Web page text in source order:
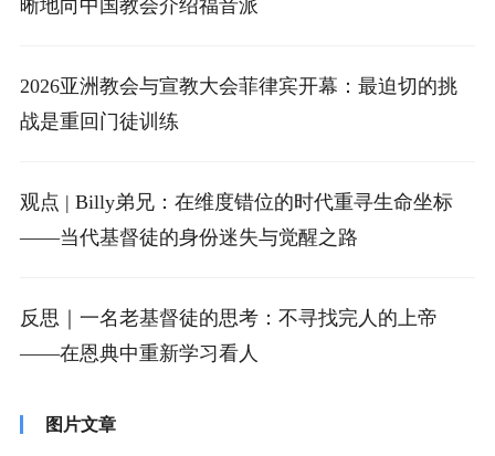
晰地向中国教会介绍福音派
2026亚洲教会与宣教大会菲律宾开幕：最迫切的挑
战是重回门徒训练
观点 | Billy弟兄：在维度错位的时代重寻生命坐标
——当代基督徒的身份迷失与觉醒之路
反思｜一名老基督徒的思考：不寻找完人的上帝
——在恩典中重新学习看人
图片文章